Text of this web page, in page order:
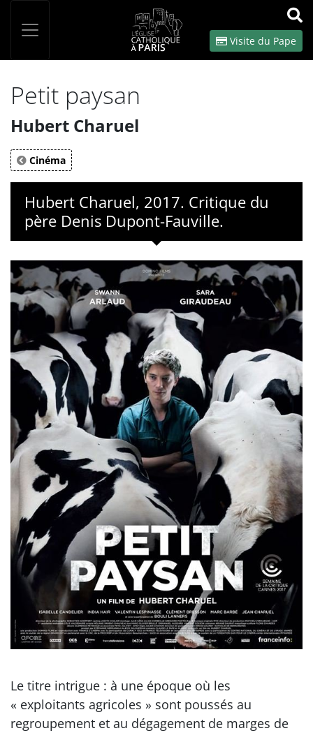
OK
Visite du Pape
Petit paysan
Hubert Charuel
Cinéma
Hubert Charuel, 2017. Critique du
père Denis Dupont-Fauville.
Le titre intrigue : à une époque où les
« exploitants agricoles » sont poussés au
regroupement et au dégagement de marges de
Panneau de gestion des cookies